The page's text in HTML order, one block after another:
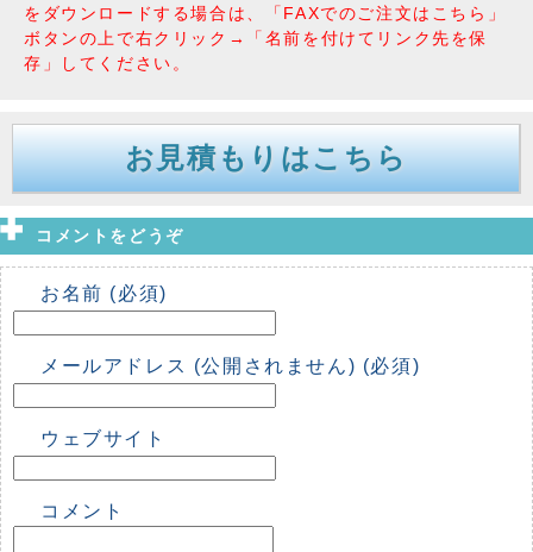
をダウンロードする場合は、「FAXでのご注文はこちら」
ボタンの上で右クリック→「名前を付けてリンク先を保
存」してください。
お見積もりはこちら
コメントをどうぞ
お名前 (必須)
メールアドレス (公開されません) (必須)
ウェブサイト
コメント